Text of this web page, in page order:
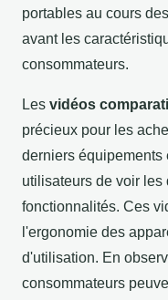
portables au cours
avant les
consommateurs.
Les vidéos
précieux pour les
derniers équipements
utilisateurs de voir les
fonctionnalités. Ces
l'ergonomie des
d'utilisation. En
consommateurs